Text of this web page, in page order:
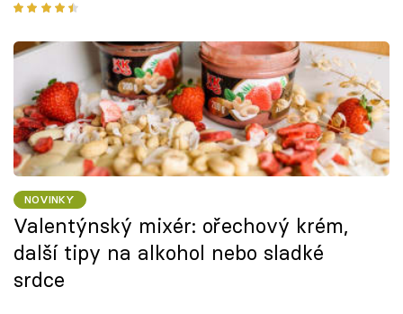
NOVINKY
Valentýnský mixér: ořechový krém,
další tipy na alkohol nebo sladké
srdce